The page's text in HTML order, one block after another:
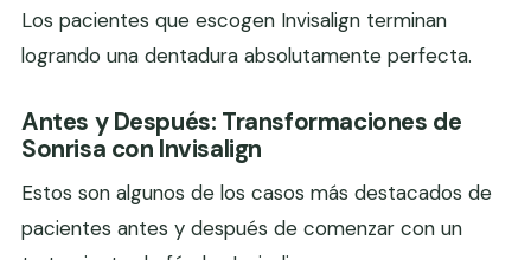
Los pacientes que escogen Invisalign terminan
logrando una dentadura absolutamente perfecta.
Antes y Después: Transformaciones de
Sonrisa con Invisalign
Estos son algunos de los casos más destacados de
pacientes antes y después de comenzar con un